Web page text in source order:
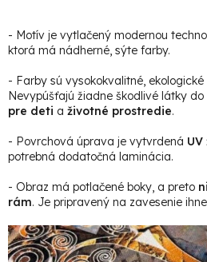
- Motív je vytlačený modernou
ktorá má nádherné, sýte farby.
- Farby sú vysokokvalitné,
Nevypúšťajú žiadne škodlivé látky
pre deti a životné prostredie.
- Povrchová úprava je vytvrdená
potrebná dodatočná laminácia.
- Obraz má potlačené boky, a preto
rám. Je pripravený na zavesenie